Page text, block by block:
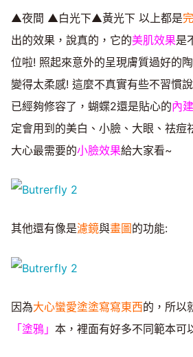
▲夜間 ▲白光下▲黃光下 以上都是
出的效果，說真的，它的美肌效果是
位啦! 照起來意外的呈現膚質過好的
變得太柔感! 這麼不真實有些不習慣
已經夠修容了，蝴蝶2還是貼心的內
定會用到的美白、小臉、大眼、祛痘
大心最需要的小臉效果給大家看~
其他還有像是濾鏡與畫圖的功能:
因為大心蠻愛塗塗寫寫東西的，所以
「塗鴉」 本，裡面有好多不同範本可